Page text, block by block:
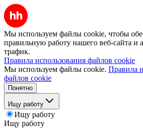
Мы используем файлы cookie, чтобы
правильную работу нашего веб-сайта и
трафик.
Правила использования файлов cookie
Мы используем файлы cookie. Правила
файлов cookie
Понятно
Ищу работу
Ищу работу
Ищу работу